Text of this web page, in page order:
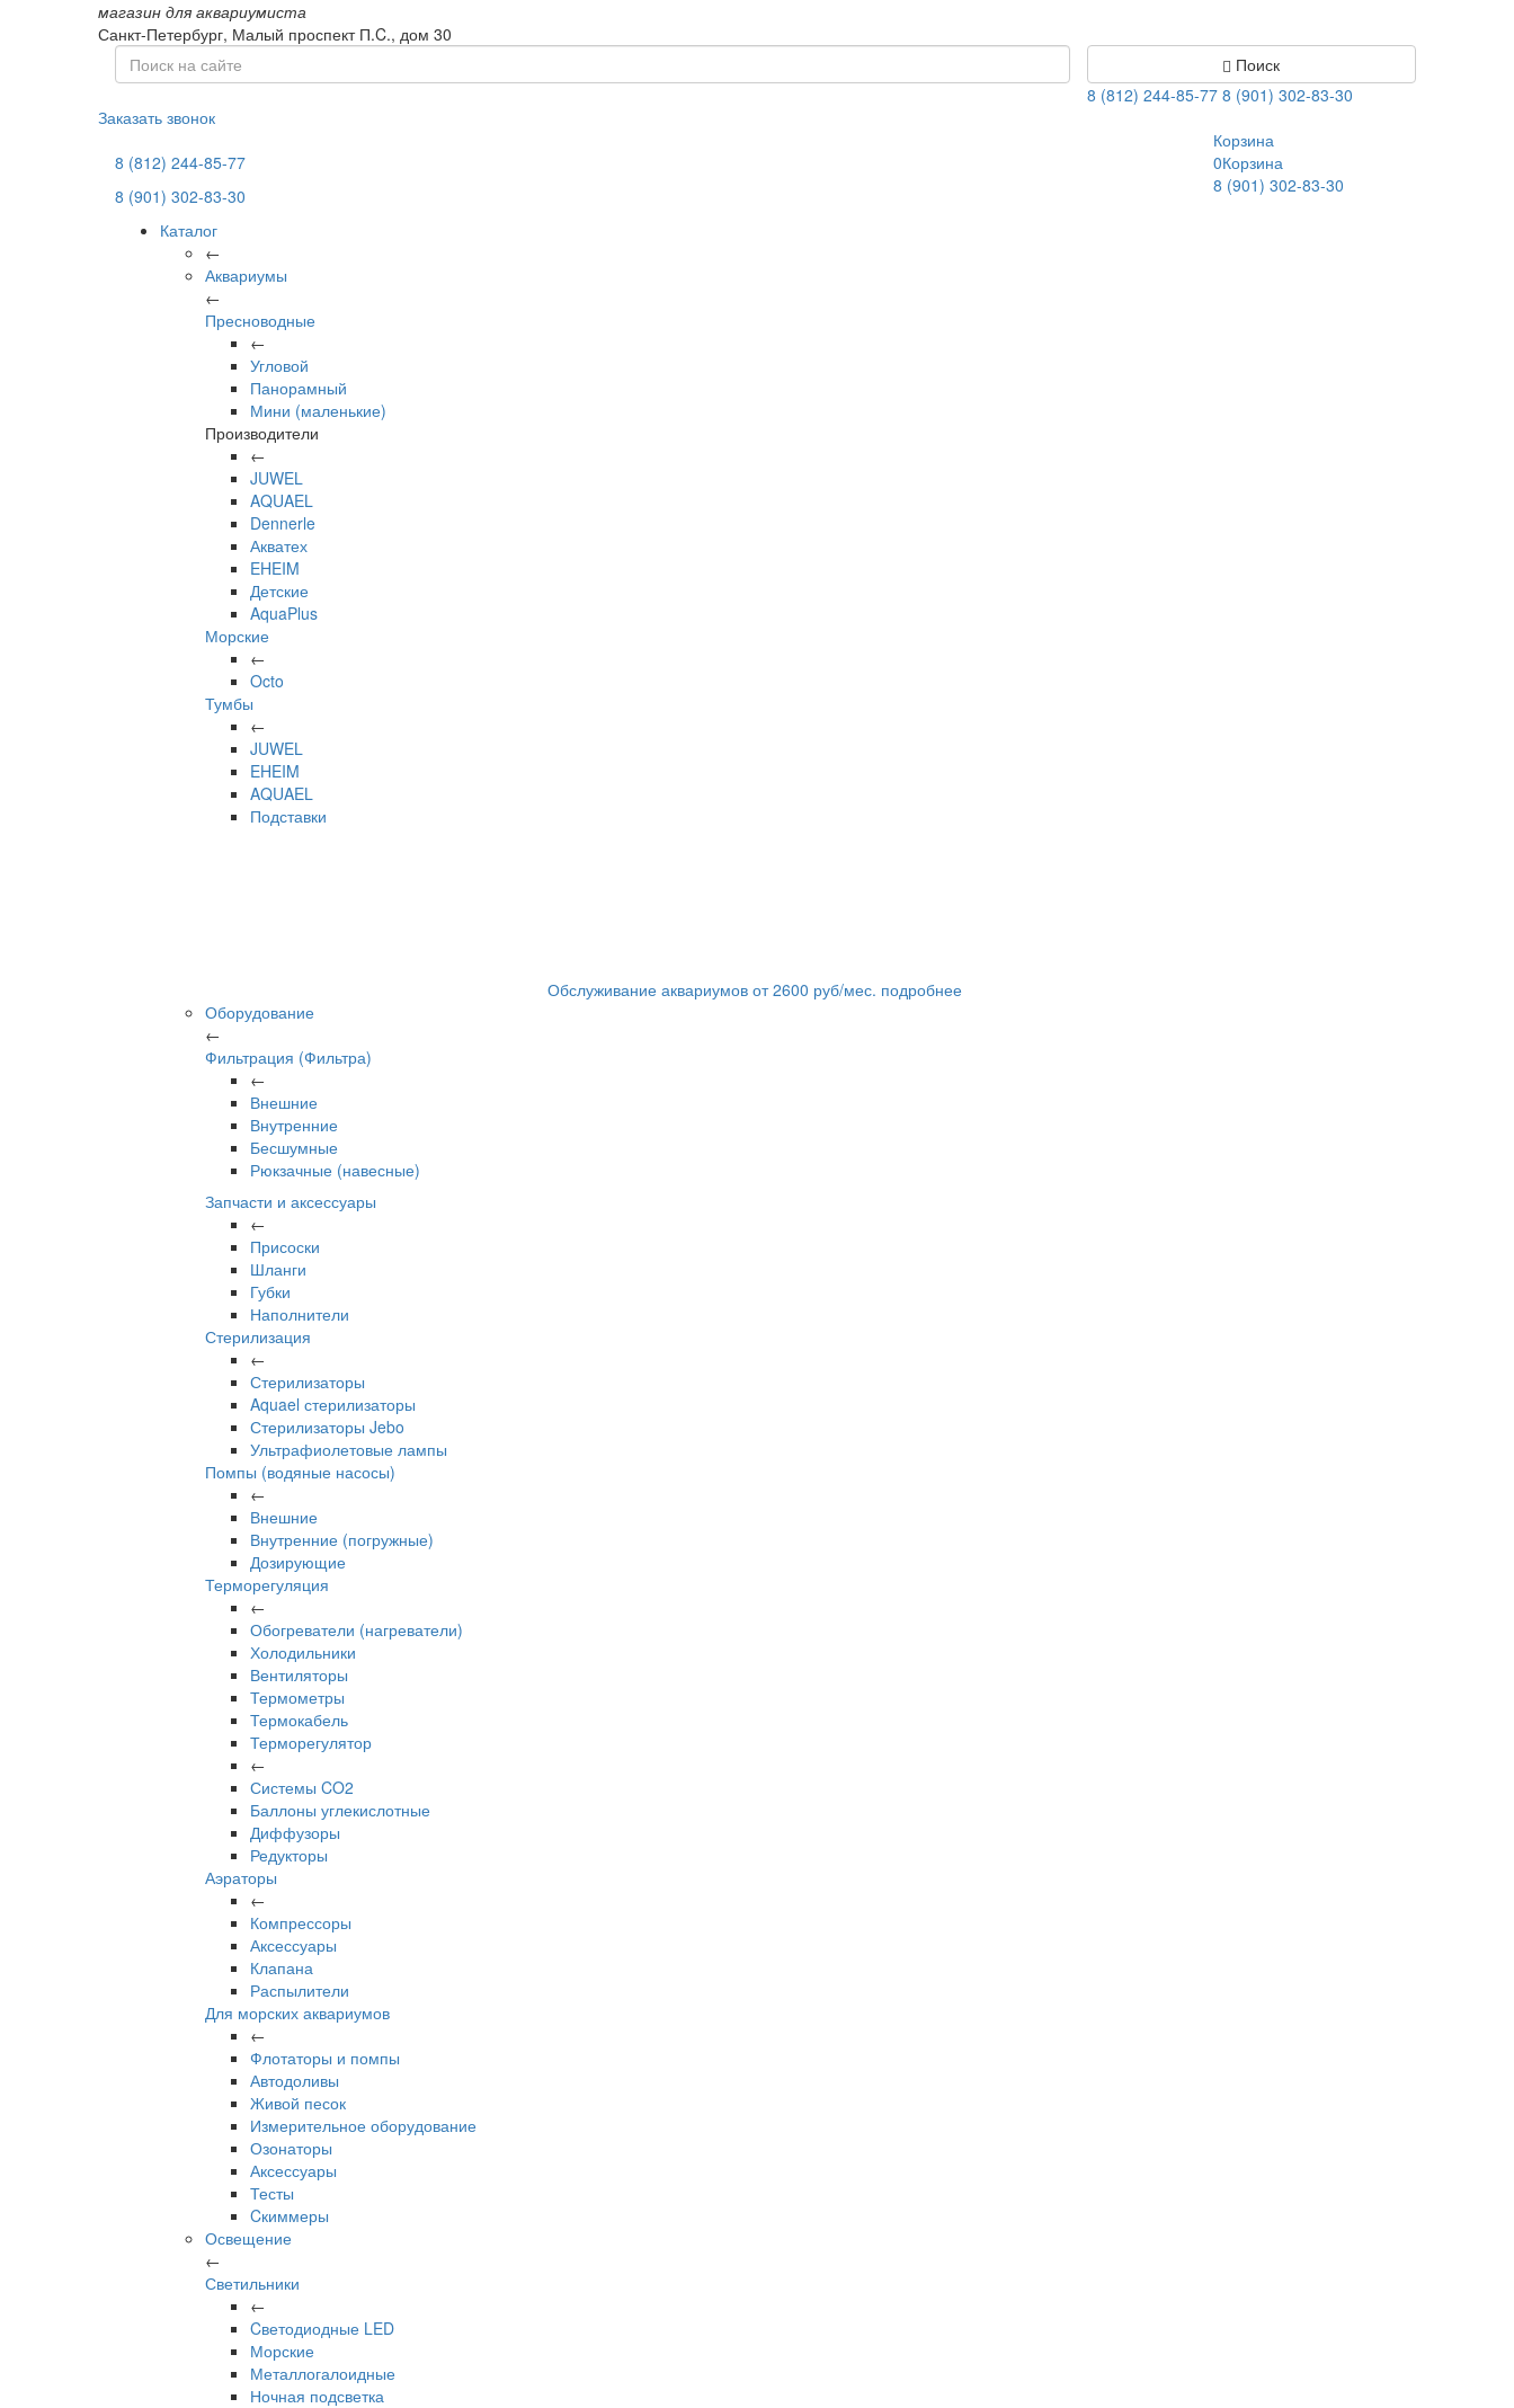
магазин для аквариумиста
Санкт-Петербург, Малый проспект П.C., дом 30
Поиск
8 (812) 244-85-77 8 (901) 302-83-30
Заказать звонок
8 (812) 244-85-77
8 (901) 302-83-30
Каталог
←
Аквариумы
←
Пресноводные
←
Угловой
Панорамный
Мини (маленькие)
Производители
←
JUWEL
AQUAEL
Dennerle
Акватех
EHEIM
Детские
AquaPlus
Морские
←
Octo
Тумбы
←
JUWEL
EHEIM
AQUAEL
Подставки
Обслуживание аквариумов от2600 руб/мес. подробнее
Оборудование
←
Фильтрация (Фильтра)
←
Внешние
Внутренние
Бесшумные
Рюкзачные (навесные)
Запчасти и аксессуары
←
Присоски
Шланги
Губки
Наполнители
Стерилизация
←
Стерилизаторы
Aquael стерилизаторы
Стерилизаторы Jebo
Ультрафиолетовые лампы
Помпы (водяные насосы)
←
Внешние
Внутренние (погружные)
Дозирующие
Терморегуляция
←
Обогреватели (нагреватели)
Холодильники
Вентиляторы
Термометры
Термокабель
Терморегулятор
←
Системы CO2
Баллоны углекислотные
Диффузоры
Редукторы
Аэраторы
←
Компрессоры
Аксессуары
Клапана
Распылители
Для морских аквариумов
←
Флотаторы и помпы
Автодоливы
Живой песок
Измерительное оборудование
Озонаторы
Аксессуары
Тесты
Cкиммеры
Освещение
←
Светильники
←
Cветодиодные LED
Морские
Металлогалоидные
Ночная подсветка
Корзина
0Корзина
8 (901) 302-83-30